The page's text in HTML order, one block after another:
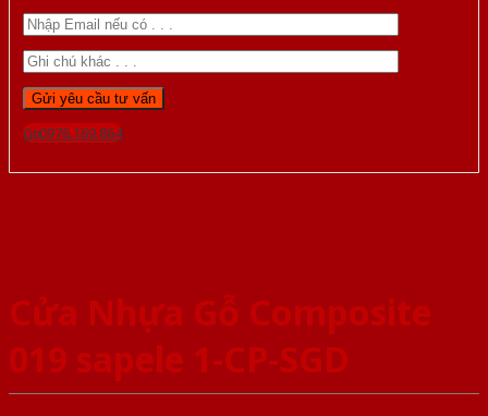
Gọi 0976.169.864
Cửa Nhựa Gỗ Composite
019 sapele 1-CP-SGD